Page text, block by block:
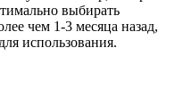
выбирать
чем 1-3 месяца назад,
использования.